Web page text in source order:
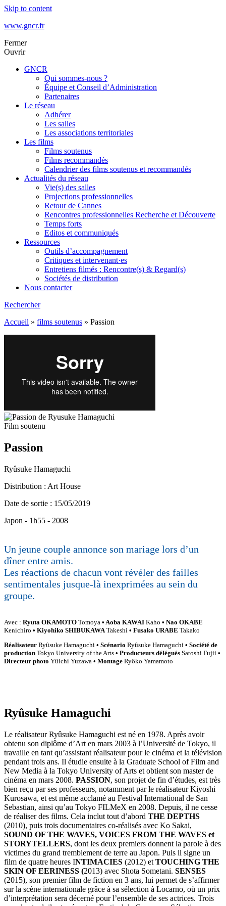
Skip to content
www.gncr.fr
Fermer
Ouvrir
GNCR
Qui sommes-nous ?
Équipe et Conseil d’Administration
Partenaires
Le réseau
Adhérer
Les salles
Les associations territoriales
Les films
Films soutenus
Films recommandés
Calendrier des films soutenus et recommandés
Actualités du réseau
Vie(s) des salles
Projections professionnelles
Retour de Cannes
Rencontres professionnelles Recherche et Découverte
Temps forts
Editos et communiqués
Ressources
Outils d’accompagnement
Critiques et intervenant·es
Entretiens filmés : Rencontre(s) & Regard(s)
Sociétés de distribution
Nous contacter
Rechercher
Accueil » films soutenus » Passion
Film soutenu
Passion
Ryûsuke Hamaguchi
Distribution : Art House
Date de sortie : 15/05/2019
Japon - 1h55 - 2008
Un jeune couple annonce son mariage lors d’un
dîner entre amis.
Les réactions de chacun vont révéler des failles
sentimentales jusque-là inexprimées au sein du
groupe.
Avec : Ryuta OKAMOTO Tomoya • Aoba KAWAI Kaho • Nao OKABE
Kenichiro • Kiyohiko SHIBUKAWA Takeshi • Fusako URABE Takako
Réalisateur Ryûsuke Hamaguchi • Scénario Ryûsuke Hamaguchi • Société de
production Tokyo University of the Arts • Producteurs délégués Satoshi Fujii •
Directeur photo Yûichi Yuzawa • Montage Ryôko Yamamoto
Ryûsuke Hamaguchi
Le réalisateur Ryûsuke Hamaguchi est né en 1978. Après avoir
obtenu son diplôme d’Art en mars 2003 à l’Université de Tokyo, il
travaille en tant qu’assistant réalisateur pour le cinéma et la télévision
pendant trois ans. Il étudie ensuite à la Graduate School of Film and
New Media à la Tokyo University of Arts et obtient son master de
cinéma en mars 2008. PASSION, son projet de fin d’études, est très
bien reçu par ses professeurs, notamment par le réalisateur Kiyoshi
Kurosawa, et est même acclamé au Festival International de San
Sebastian, ainsi qu’au Tokyo FILMeX en 2008. Depuis, il ne cesse
de réaliser des films. Cela inclut tout d’abord THE DEPTHS
(2010), puis trois documentaires co-réalisés avec Ko Sakai,
SOUND OF THE WAVES, VOICES FROM THE WAVES et
STORYTELLERS, dont les deux premiers donnent la parole à des
victimes du grand tremblement de terre au Japon. Puis il signe un
film de quatre heures INTIMACIES (2012) et TOUCHING THE
SKIN OF EERINESS (2013) avec Shota Sometani. SENSES
(2015), son premier film de fiction en 3 ans, lui permet de s’affirmer
sur la scène internationale grâce à sa sélection à Locarno, où un prix
d’interprétation sera décerné pour l’ensemble de ses actrices. Trois